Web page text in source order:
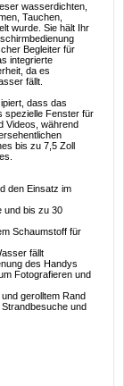
wasserdichten,
Tauchen,
wurde. Sie hält Ihr
Begleiter für
integrierte
da es
fällt.
dass das
spezielle Fenster für
Videos, während
bis zu 7,5 Zoll
den Einsatz im
und bis zu 30
Schaumstoff für
fällt
des Handys
Fotografieren und
gerolltem Rand
und